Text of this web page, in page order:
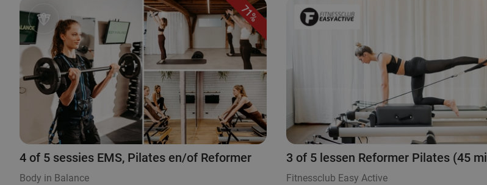
71%
4 of 5 sessies EMS, Pilates en/of Reformer
Body in Balance
3 of 5 lessen Reformer Pilates (45
Fitnessclub Easy Active